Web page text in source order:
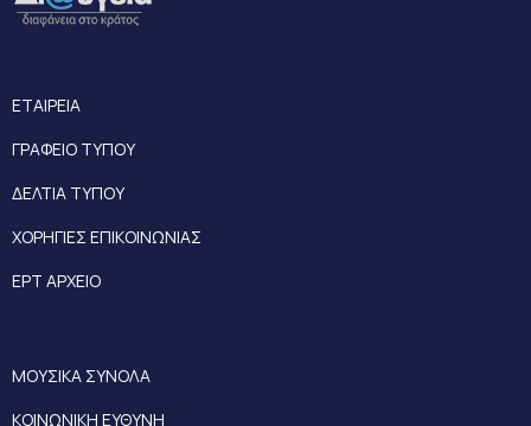
ΕΤΑΙΡΕΙΑ
ΓΡΑΦΕΙΟ ΤΥΠΟΥ
ΔΕΛΤΙΑ ΤΥΠΟΥ
ΧΟΡΗΓΙΕΣ ΕΠΙΚΟΙΝΩΝΙΑΣ
ΕΡΤ ΑΡΧΕΙΟ
ΜΟΥΣΙΚΑ ΣΥΝΟΛΑ
ΚΟΙΝΩΝΙΚΗ ΕΥΘΥΝΗ